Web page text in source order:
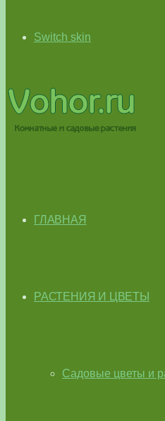
Switch skin
ГЛАВНАЯ
РАСТЕНИЯ И ЦВЕТЫ
Садовые цветы и